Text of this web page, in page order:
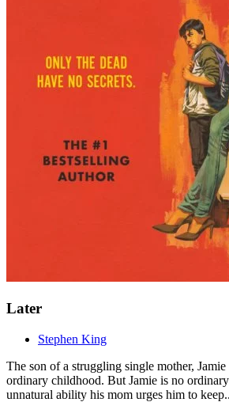
Later
Stephen King
The son of a struggling single mother,
ordinary childhood. But Jamie is no
unnatural ability his mom urges him to